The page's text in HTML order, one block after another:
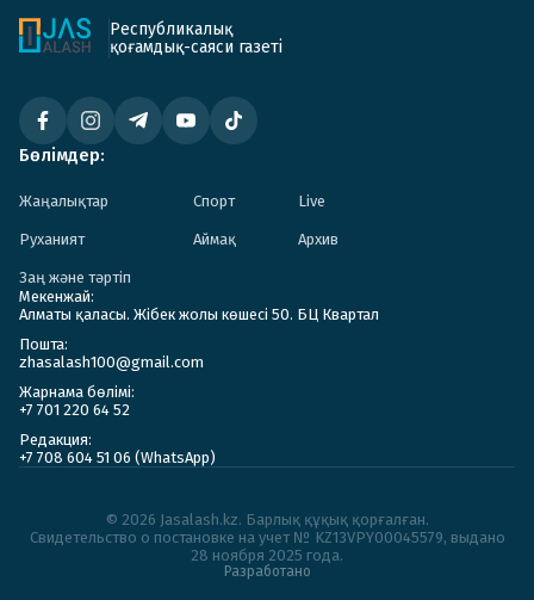
Республикалық
қоғамдық-саяси газеті
Бөлімдер:
Жаңалықтар Спорт Live
Руханият Аймақ Архив
Заң және тәртіп
Мекенжай:
Алматы қаласы. Жібек жолы көшесі 50. БЦ Квартал
Пошта:
zhasalash100@gmail.com
Жарнама бөлімі:
+7 701 220 64 52
Редакция:
+7 708 604 51 06 (WhatsApp)
© 2026 Jasalash.kz. Барлық құқық қорғалған.
Cвидетельство о постановке на учет № KZ13VPY00045579, выдано
28 ноября 2025 года.
Разработано